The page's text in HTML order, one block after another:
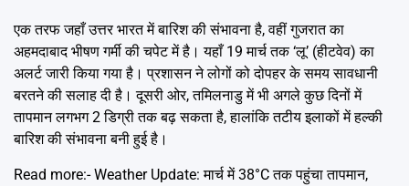
एक तरफ जहाँ उत्तर भारत में बारिश की संभावना है, वहीं गुजरात का
अहमदाबाद भीषण गर्मी की चपेट में है। यहाँ 19 मार्च तक ‘लू’ (हीटवेव) का
अलर्ट जारी किया गया है। प्रशासन ने लोगों को दोपहर के समय सावधानी
बरतने की सलाह दी है। दूसरी ओर, तमिलनाडु में भी अगले कुछ दिनों में
तापमान लगभग 2 डिग्री तक बढ़ सकता है, हालांकि तटीय इलाकों में हल्की
बारिश की संभावना बनी हुई है।
Read more:-Weather Update: मार्च में 38°C तक पहुंचा तापमान,